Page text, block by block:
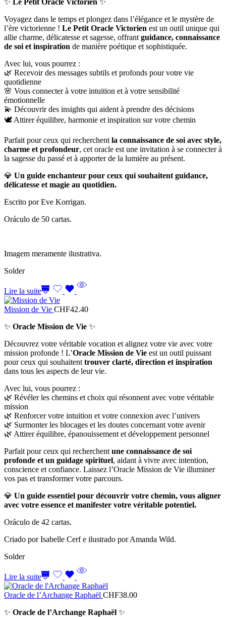
Voyagez dans le temps et plongez dans l’élégance et le mystère de
l’ère victorienne ! Le Petit Oracle Victorien est un outil unique qui
allie charme, délicatesse et sagesse, offrant guidance, connaissance
de soi et inspiration de manière poétique et sophistiquée.
Avec lui, vous pourrez :
🌿 Recevoir des messages subtils et profonds pour votre vie
quotidienne
🌸 Vous connecter à votre intuition et à votre sensibilité
émotionnelle
💫 Découvrir des insights qui aident à prendre des décisions
🕊️ Attirer équilibre, harmonie et inspiration sur votre chemin
Parfait pour ceux qui recherchent la connaissance de soi avec style,
charme et profondeur, cet oracle est une invitation à se connecter à
la sagesse du passé et à apporter de la lumière au présent.
💎 Un guide enchanteur pour ceux qui souhaitent guidance,
délicatesse et magie au quotidien.
Escrito por Eve Korrigan.
Oráculo de 50 cartas.
Imagem meramente ilustrativa.
Solder
Lire la suite
Mission de Vie CHF42.40
✨ Oracle Mission de Vie ✨
Découvrez votre véritable vocation et alignez votre vie avec votre
mission profonde ! L’Oracle Mission de Vie est un outil puissant
pour ceux qui souhaitent trouver clarté, direction et inspiration
dans tous les aspects de leur vie.
Avec lui, vous pourrez :
🌿 Révéler les chemins et choix qui résonnent avec votre véritable
mission
🌿 Renforcer votre intuition et votre connexion avec l’univers
🌿 Surmonter les blocages et les doutes concernant votre avenir
🌿 Attirer équilibre, épanouissement et développement personnel
Parfait pour ceux qui recherchent une connaissance de soi
profonde et un guidage spirituel, aidant à vivre avec intention,
conscience et confiance. Laissez l’Oracle Mission de Vie illuminer
vos pas et transformer votre parcours.
💎 Un guide essentiel pour découvrir votre chemin, vous aligner
avec votre essence et manifester votre véritable potentiel.
Oráculo de 42 cartas.
Criado por Isabelle Cerf e ilustrado por Amanda Wild.
Solder
Lire la suite
Oracle de l’Archange Raphaël CHF38.00
✨ Oracle de l’Archange Raphaël ✨